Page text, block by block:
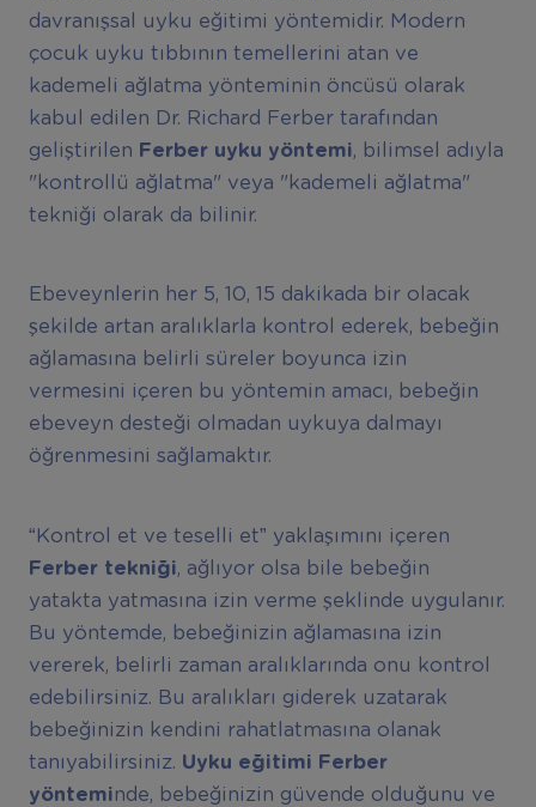
davranışsal uyku eğitimi yöntemidir. Modern
çocuk uyku tıbbının temellerini atan ve
kademeli ağlatma yönteminin öncüsü olarak
kabul edilen Dr. Richard Ferber tarafından
geliştirilen Ferber uyku yöntemi, bilimsel adıyla
"kontrollü ağlatma" veya "kademeli ağlatma"
tekniği olarak da bilinir.
Ebeveynlerin her 5, 10, 15 dakikada bir olacak
şekilde artan aralıklarla kontrol ederek, bebeğin
ağlamasına belirli süreler boyunca izin
vermesini içeren bu yöntemin amacı, bebeğin
ebeveyn desteği olmadan uykuya dalmayı
öğrenmesini sağlamaktır.
“Kontrol et ve teselli et” yaklaşımını içeren
Ferber tekniği, ağlıyor olsa bile bebeğin
yatakta yatmasına izin verme şeklinde uygulanır.
Bu yöntemde, bebeğinizin ağlamasına izin
vererek, belirli zaman aralıklarında onu kontrol
edebilirsiniz. Bu aralıkları giderek uzatarak
bebeğinizin kendini rahatlatmasına olanak
tanıyabilirsiniz. Uyku eğitimi Ferber
yönteminde, bebeğinizin güvende olduğunu ve